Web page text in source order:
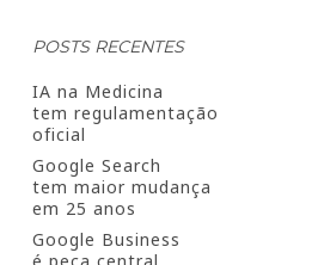
POSTS RECENTES
IA na Medicina
tem regulamentação
oficial
Google Search
tem maior mudança
em 25 anos
Google Business